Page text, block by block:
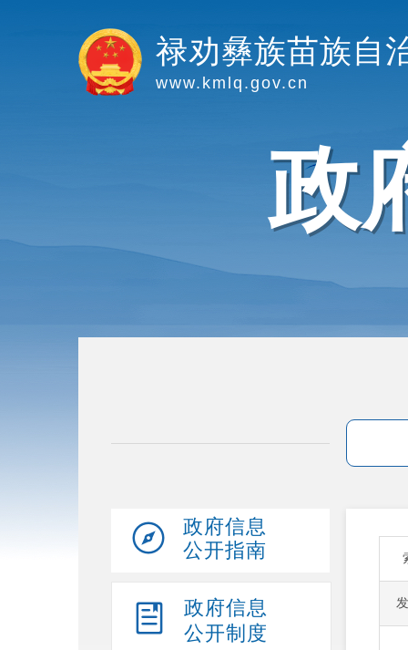
禄劝彝族苗族自
www.kmlq.gov.cn
政
政府信息
公开指南
政府信息
公开制度